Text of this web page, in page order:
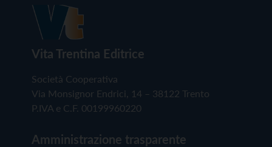
Vita Trentina Editrice
Società Cooperativa
Via Monsignor Endrici, 14 – 38122 Trento
P.IVA e C.F. 00199960220
Amministrazione trasparente